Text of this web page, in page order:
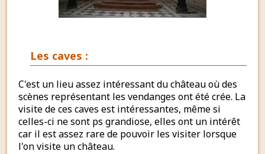
Les caves :
C'est un lieu assez intéressant du château où des
scènes représentant les vendanges ont été crée. La
visite de ces caves est intéressantes, même si
celles-ci ne sont ps grandiose, elles ont un intérêt
car il est assez rare de pouvoir les visiter lorsque
l'on visite un château.